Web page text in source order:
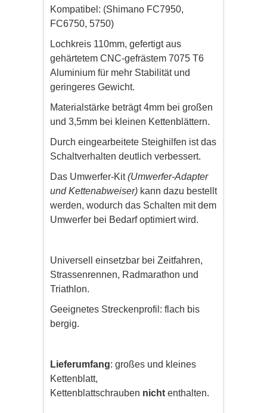
Kompatibel: (Shimano FC7950,
FC6750, 5750)
Lochkreis 110mm, gefertigt aus
gehärtetem CNC-gefrästem 7075 T6
Aluminium für mehr Stabilität und
geringeres Gewicht.
Materialstärke beträgt 4mm bei großen
und 3,5mm bei kleinen Kettenblättern.
Durch eingearbeitete Steighilfen ist das
Schaltverhalten deutlich verbessert.
Das Umwerfer-Kit(Umwerfer-Adapter
und Kettenabweiser) kann dazu bestellt
werden, wodurch das Schalten mit dem
Umwerfer bei Bedarf optimiert wird.
Universell einsetzbar bei Zeitfahren,
Strassenrennen, Radmarathon und
Triathlon.
Geeignetes Streckenprofil: flach bis
bergig.
Lieferumfang: großes und kleines
Kettenblatt,
Kettenblattschrauben nicht enthalten.